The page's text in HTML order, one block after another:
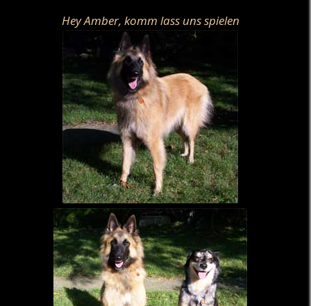
Hey Amber, komm lass uns spielen